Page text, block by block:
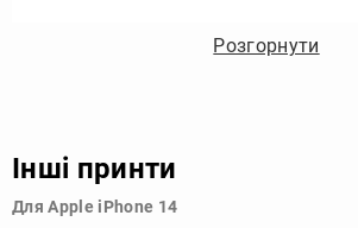
продати свій пристрій в майбутньому.
Узагалі, чохол для телефону - це дуже
допомагає захистити ваш пристрій, зберегти
Розгорнути
Інші принти
Для Apple iPhone 14